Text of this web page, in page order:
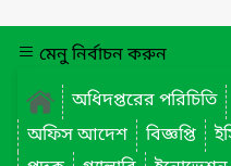
মেনু নির্বাচন করুন
অধিদপ্তরের পরিচিতি
অফিস আদেশ
বিজ্ঞপ্তি